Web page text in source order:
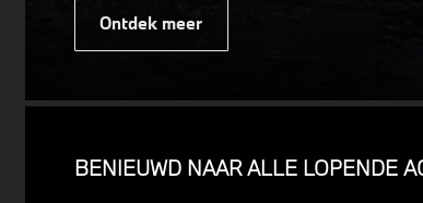
of elegante look, onze winterwielen zijn
uitdagende weersomstandigheden.
Ontdek meer
BENIEUWD NAAR ALLE LOPENDE